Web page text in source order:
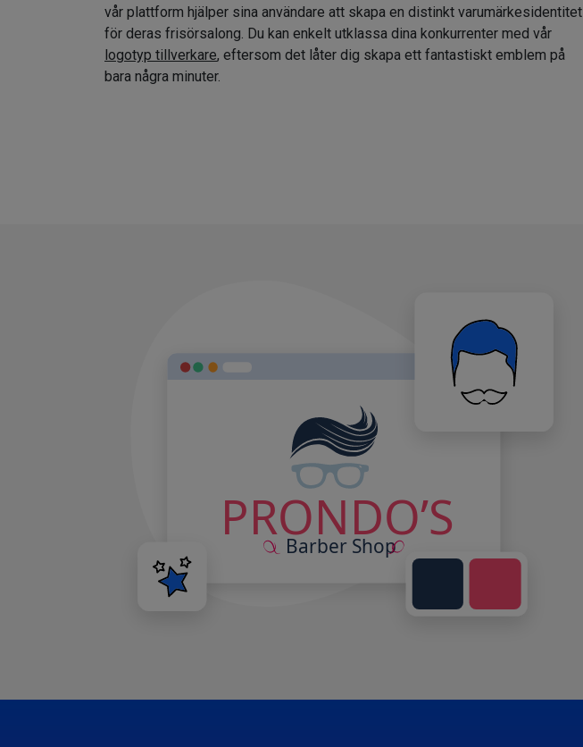
vår plattform hjälper sina användare att skapa en distinkt varumärkesidentitet
för deras frisörsalong. Du kan enkelt utklassa dina konkurrenter med vår
logotyp tillverkare, eftersom det låter dig skapa ett fantastiskt emblem på
bara några minuter.